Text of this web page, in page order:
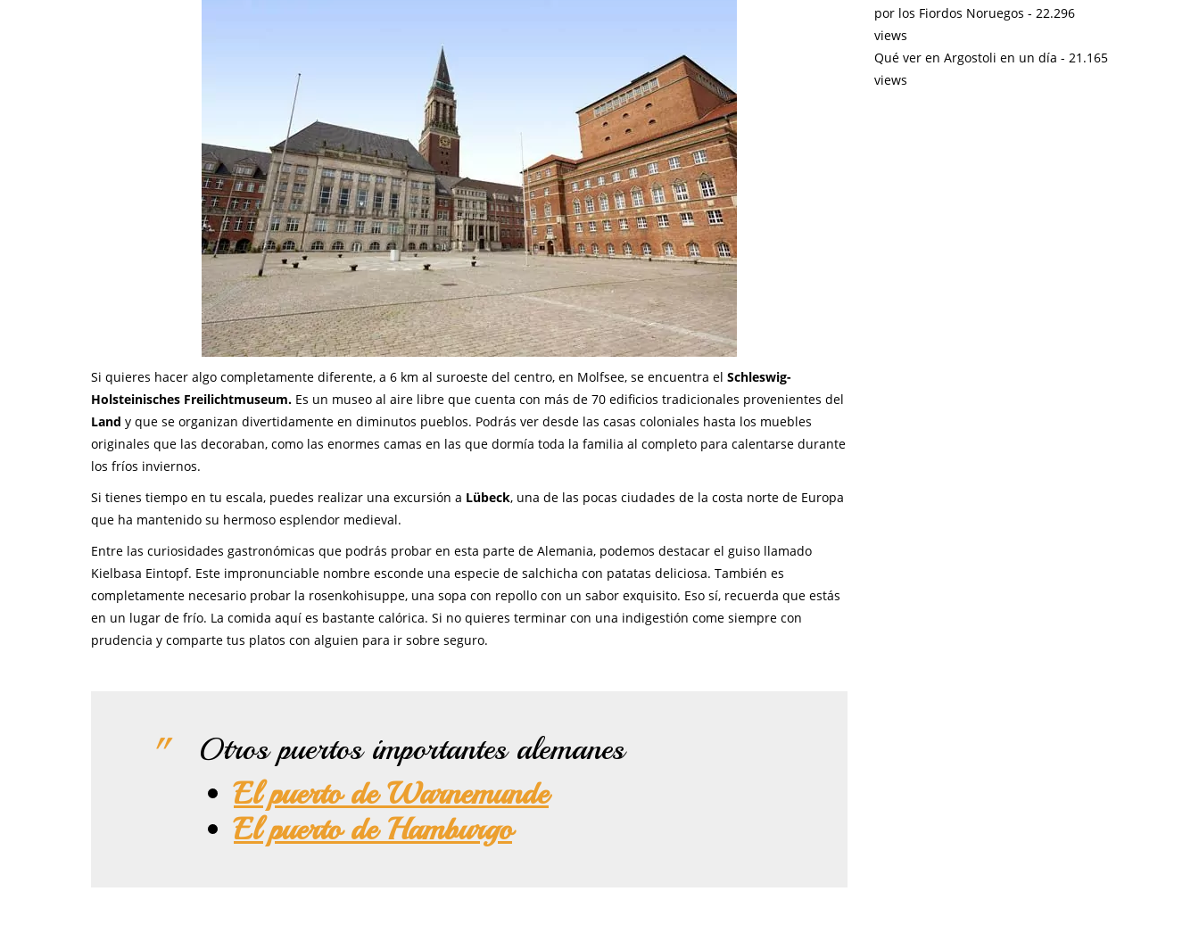
Si quieres hacer algo completamente diferente, a 6 km al suroeste del centro, en Molfsee, se encuentra el Schleswig-
Holsteinisches Freilichtmuseum. Es un museo al aire libre que cuenta con más de 70 edificios tradicionales provenientes del
Land y que se organizan divertidamente en diminutos pueblos. Podrás ver desde las casas coloniales hasta los muebles
originales que las decoraban, como las enormes camas en las que dormía toda la familia al completo para calentarse durante
los fríos inviernos.
Si tienes tiempo en tu escala, puedes realizar una excursión a Lübeck, una de las pocas ciudades de la costa norte de Europa
que ha mantenido su hermoso esplendor medieval.
Entre las curiosidades gastronómicas que podrás probar en esta parte de Alemania, podemos destacar el guiso llamado
Kielbasa Eintopf. Este impronunciable nombre esconde una especie de salchicha con patatas deliciosa. También es
completamente necesario probar la rosenkohisuppe, una sopa con repollo con un sabor exquisito. Eso sí, recuerda que estás
en un lugar de frío. La comida aquí es bastante calórica. Si no quieres terminar con una indigestión come siempre con
prudencia y comparte tus platos con alguien para ir sobre seguro.
Otros puertos importantes alemanes
El puerto de Warnemunde
El puerto de Hamburgo
por los Fiordos Noruegos - 22.296
views
Qué ver en Argostoli en un día - 21.165
views